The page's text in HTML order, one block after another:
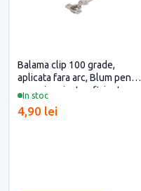
In stoc
Balama clip 100 grade,
aplicata fara arc, Blum pentru
casa si proiecte eficiente
4,90 lei